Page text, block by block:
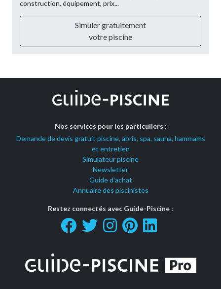
construction, équipement, prix...
Simuler gratuitement
votre piscine
Nos services pour les particuliers :
Demande de devis gratuit piscine, abris, spa, sauna, hammams
et entretien
Simulateur piscine
Newsletter
Guide d'achat
Annuaire des piscinistes
Restez connectés avec Guide-Piscine :